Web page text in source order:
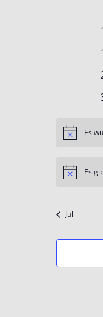
HinweisEs
HinweisEs
Juli